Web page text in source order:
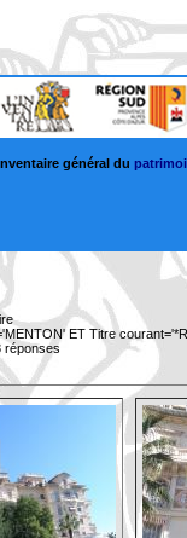
général du
ET Titre
réponses